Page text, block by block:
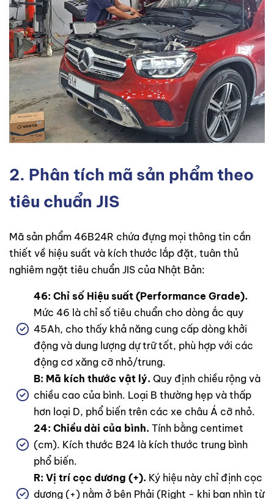
2. Phân tích mã sản phẩm theo
tiêu chuẩn JIS
Mã sản phẩm 46B24R chứa đựng mọi thông tin cần
thiết về hiệu suất và kích thước lắp đặt, tuân thủ
nghiêm ngặt tiêu chuẩn JIS của Nhật Bản:
46: Chỉ số Hiệu suất (Performance Grade).
Mức 46 là chỉ số tiêu chuẩn cho dòng ắc quy
45Ah, cho thấy khả năng cung cấp dòng khởi
động và dung lượng dự trữ tốt, phù hợp với các
động cơ xăng cỡ nhỏ/trung.
B: Mã kích thước vật lý. Quy định chiều rộng và
chiều cao của bình. Loại B thường hẹp và thấp
hơn loại D, phổ biến trên các xe châu Á cỡ nhỏ.
24: Chiều dài của bình. Tính bằng centimet
(cm). Kích thước B24 là kích thước trung bình
phổ biến.
R: Vị trí cọc dương (+). Ký hiệu này chỉ định cọc
dương (+) nằm ở bên Phải (Right - khi bạn nhìn từ